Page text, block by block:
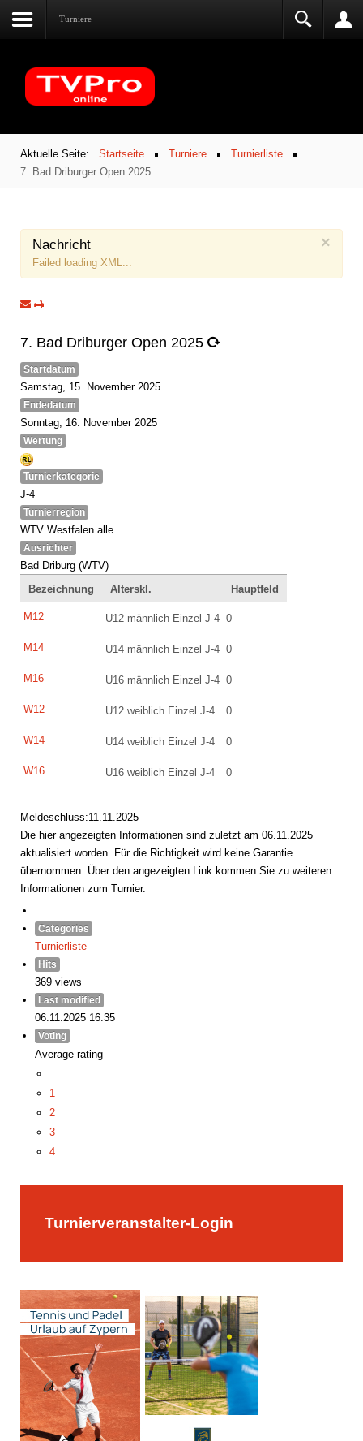
Turniere
Aktuelle Seite: Startseite Turniere
Turnierliste
7. Bad Driburger Open 2025
×
Nachricht
Failed loading XML...
7. Bad Driburger Open 2025
Startdatum
Samstag, 15. November 2025
Endedatum
Sonntag, 16. November 2025
Wertung
Turnierkategorie
J-4
Turnierregion
WTV Westfalen alle
Ausrichter
Bad Driburg (WTV)
Bezeichnung
Alterskl. Hauptfeld
M12 U12 männlich Einzel J-4 0
M14 U14 männlich Einzel J-4 0
M16 U16 männlich Einzel J-4 0
W12 U12 weiblich Einzel J-4 0
W14 U14 weiblich Einzel J-4 0
W16 U16 weiblich Einzel J-4 0
Meldeschluss:11.11.2025
Die hier angezeigten Informationen sind zuletzt am 06.11.2025
aktualisiert worden. Für die Richtigkeit wird keine Garantie
übernommen. Über den angezeigten Link kommen Sie zu weiteren
Informationen zum Turnier.
Categories
Turnierliste
Hits
369 views
Last modified
06.11.2025 16:35
Voting
Average rating
1
2
3
4
Turnierveranstalter-Login